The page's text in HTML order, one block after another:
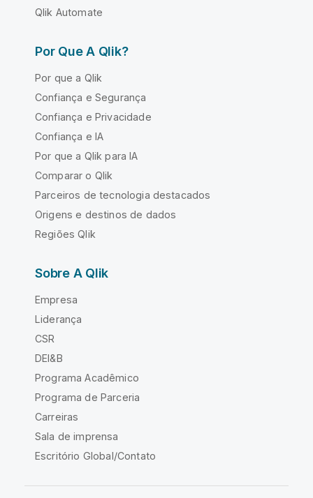
Qlik Automate
Por Que A Qlik?
Por que a Qlik
Confiança e Segurança
Confiança e Privacidade
Confiança e IA
Por que a Qlik para IA
Comparar o Qlik
Parceiros de tecnologia destacados
Origens e destinos de dados
Regiões Qlik
Sobre A Qlik
Empresa
Liderança
CSR
DEI&B
Programa Acadêmico
Programa de Parceria
Carreiras
Sala de imprensa
Escritório Global/Contato